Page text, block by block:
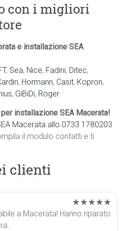
con i migliori
e installazione SEA
, Sea, Nice, Fadini, Ditec,
, Hormann, Casit, Kopron,
, GiBiDi, Roger
installazione SEA Macerata!
Macerata allo 0733 1780203
il modulo contatti e ti
clienti
★★★★★
a Macerata! Hanno riparato